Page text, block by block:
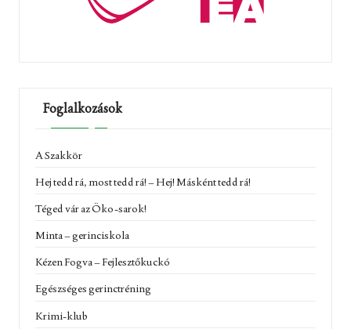
Foglalkozások
A Szakkör
Hej tedd rá, most tedd rá! – Hej! Másként tedd rá!
Téged vár az Öko-sarok!
Minta – gerinciskola
Kézen Fogva – Fejlesztőkuckó
Egészséges gerinctréning
Krimi-klub